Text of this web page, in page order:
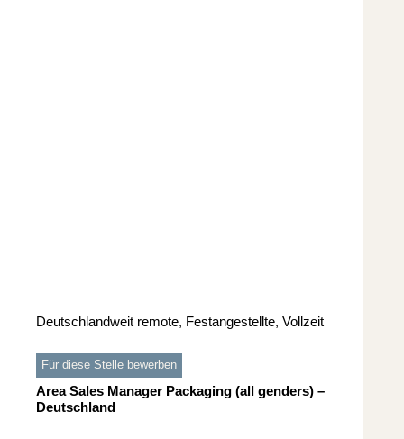
Deutschlandweit remote, Festangestellte, Vollzeit
Für diese Stelle bewerben
Area Sales Manager Packaging (all genders) –
Deutschland